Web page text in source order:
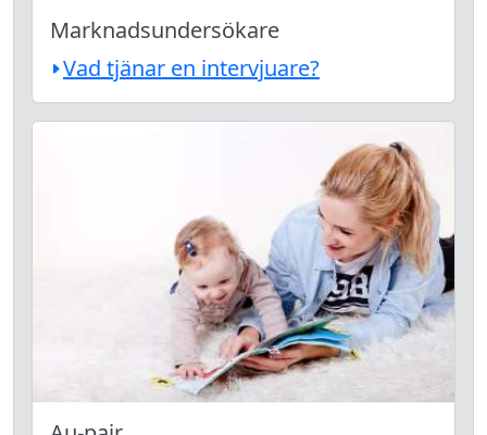
Marknadsundersökare
Vad tjänar en intervjuare?